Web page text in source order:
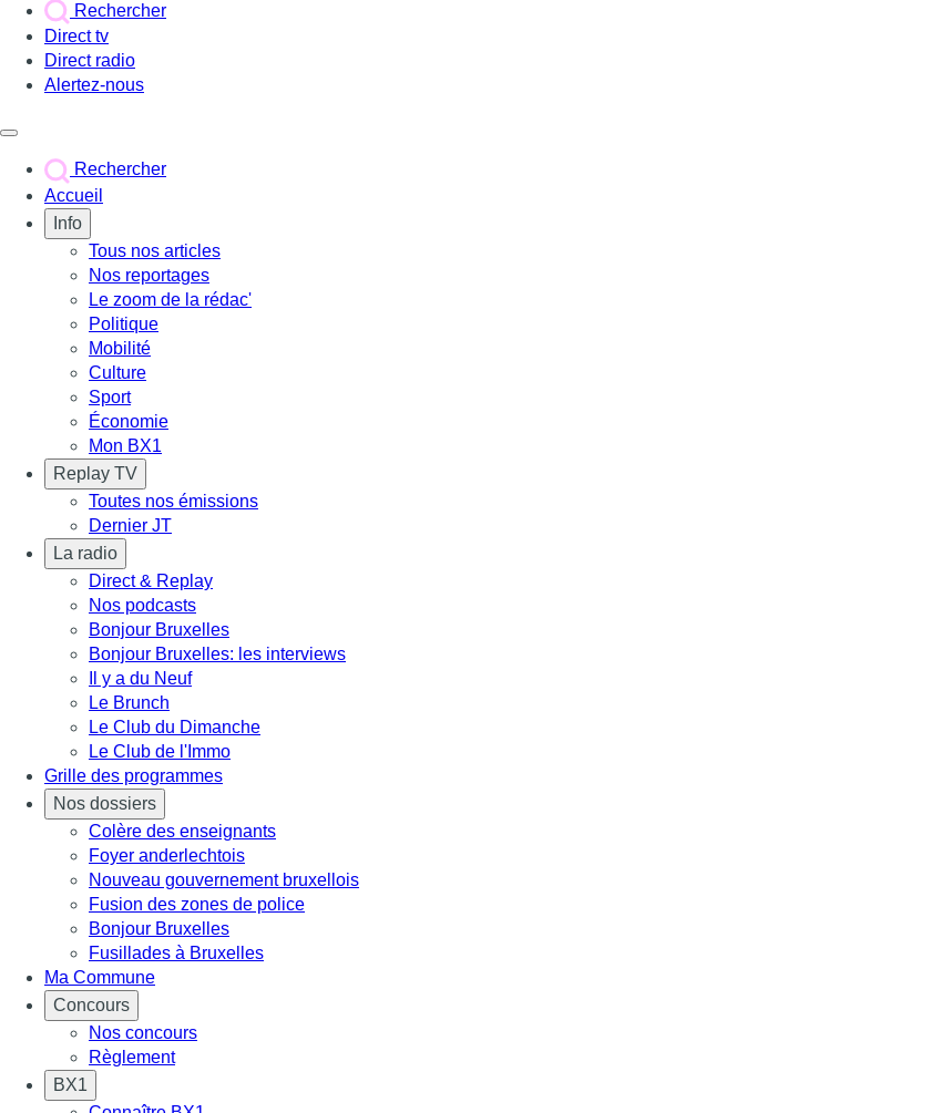
Rechercher
Direct tv
Direct radio
Alertez-nous
Rechercher
Accueil
Info
Tous nos articles
Nos reportages
Le zoom de la rédac'
Politique
Mobilité
Culture
Sport
Économie
Mon BX1
Replay TV
Toutes nos émissions
Dernier JT
La radio
Direct & Replay
Nos podcasts
Bonjour Bruxelles
Bonjour Bruxelles: les interviews
Il y a du Neuf
Le Brunch
Le Club du Dimanche
Le Club de l'Immo
Grille des programmes
Nos dossiers
Colère des enseignants
Foyer anderlechtois
Nouveau gouvernement bruxellois
Fusion des zones de police
Bonjour Bruxelles
Fusillades à Bruxelles
Ma Commune
Concours
Nos concours
Règlement
BX1